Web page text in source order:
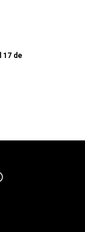
17 de